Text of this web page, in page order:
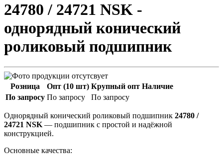
24780 / 24721 NSK -
однорядный конический
роликовый подшипник
Розница Опт (10 шт) Крупный опт Наличие
По запросу По запросу По запросу
Однорядный конический роликовый подшипник 24780 /
24721 NSK — подшипник с простой и надёжной
конструкцией.
Основные качества: